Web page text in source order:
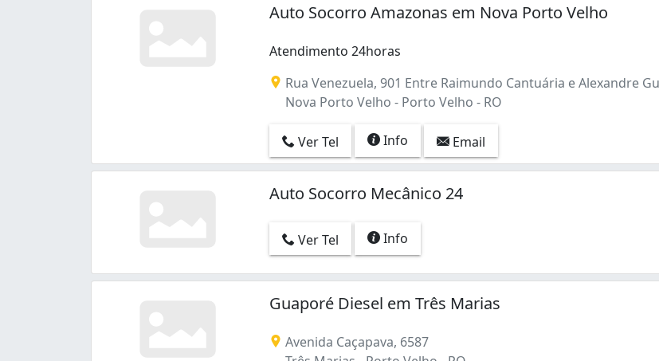
Auto Socorro Amazonas em Nova Porto Velho
Atendimento 24horas
Rua Venezuela, 901 Entre Raimundo Cantuária e Alexandre
Nova Porto Velho - Porto Velho - RO
Ver Tel Info Email
Auto Socorro Mecânico 24
Ver Tel Info
Guaporé Diesel em Três Marias
Avenida Caçapava, 6587